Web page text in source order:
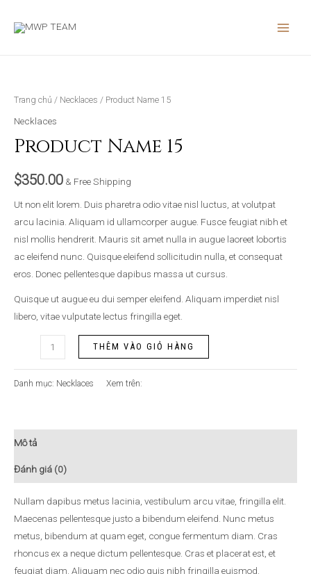
Trang chủ / Necklaces / Product Name 15
Necklaces
Product Name 15
$350.00 & Free Shipping
Ut non elit lorem. Duis pharetra odio vitae nisl luctus, at volutpat
arcu lacinia. Aliquam id ullamcorper augue. Fusce feugiat nibh et
nisl mollis hendrerit. Mauris sit amet nulla in augue laoreet lobortis
ac eleifend nunc. Quisque eleifend sollicitudin nulla, et consequat
eros. Donec pellentesque dapibus massa ut cursus.
Quisque ut augue eu dui semper eleifend. Aliquam imperdiet nisl
libero, vitae vulputate lectus fringilla eget.
15
THÊM VÀO GIỎ HÀNG
Danh mục: Necklaces Xem trên:
Mô tả
Đánh giá (0)
Nullam dapibus metus lacinia, vestibulum arcu vitae, fringilla elit.
Maecenas pellentesque justo a bibendum eleifend. Nunc metus
metus, bibendum at quam eget, congue fermentum diam. Cras
rhoncus ex a neque dictum pellentesque. Cras et placerat est, et
feugiat diam. Aliquam nec odio quis nibh fringilla euismod.